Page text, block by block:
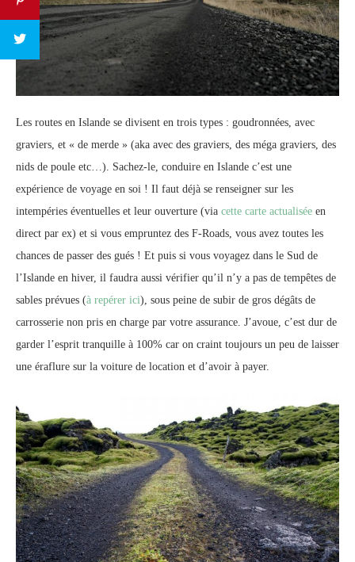
Les routes en Islande se divisent en trois types : goudronnées, avec
graviers, et « de merde » (aka avec des graviers, des méga graviers, des
nids de poule etc…). Sachez-le, conduire en Islande c’est une
expérience de voyage en soi ! Il faut déjà se renseigner sur les
intempéries éventuelles et leur ouverture (via cette carte actualisée en
direct par ex) et si vous empruntez des F-Roads, vous avez toutes les
chances de passer des gués ! Et puis si vous voyagez dans le Sud de
l’Islande en hiver, il faudra aussi vérifier qu’il n’y a pas de tempêtes de
sables prévues (à repérer ici), sous peine de subir de gros dégâts de
carrosserie non pris en charge par votre assurance. J’avoue, c’est dur de
garder l’esprit tranquille à 100% car on craint toujours un peu de laisser
une éraflure sur la voiture de location et d’avoir à payer.